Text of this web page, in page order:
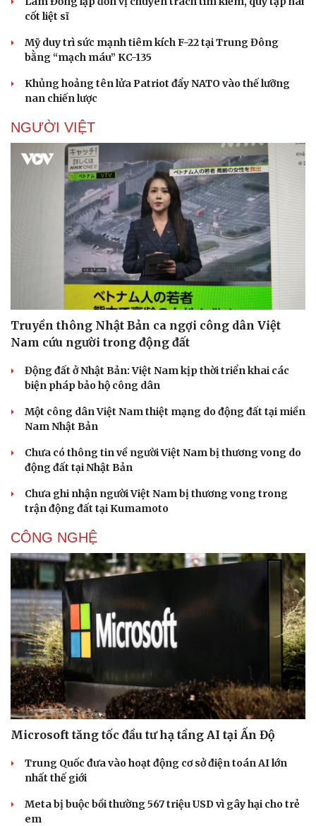
Du lịch
Tư vấn
Săn Tour
check-in
Podcast
Cửa sổ tình yêu
Kể chuyện cho bé
Hạt giống tâm hồn
cốt liệt sĩ
Mỹ duy trì sức mạnh tiêm kích F-22 tại Trung Đông
bằng “mạch máu” KC-135
Khủng hoảng tên lửa Patriot đẩy NATO vào thế lưỡng
nan chiến lược
NGƯỜI VIỆT
Truyền thông Nhật Bản ca ngợi công dân Việt
Nam cứu người trong động đất
Động đất ở Nhật Bản: Việt Nam kịp thời triển khai các
biện pháp bảo hộ công dân
Một công dân Việt Nam thiệt mạng do động đất tại miền
Nam Nhật Bản
Chưa có thông tin về người Việt Nam bị thương vong do
động đất tại Nhật Bản
Chưa ghi nhận người Việt Nam bị thương vong trong
trận động đất tại Kumamoto
CÔNG NGHỆ
Microsoft tăng tốc đầu tư hạ tầng AI tại Ấn Độ
Trung Quốc đưa vào hoạt động cơ sở điện toán AI lớn
nhất thế giới
Meta bị buộc bồi thường 567 triệu USD vì gây hại cho trẻ
em